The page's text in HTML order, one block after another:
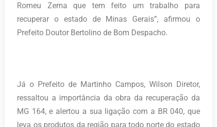
Romeu Zema que tem feito um trabalho para
recuperar o estado de Minas Gerais”, afirmou o
Prefeito Doutor Bertolino de Bom Despacho.
Já o Prefeito de Martinho Campos, Wilson Diretor,
ressaltou a importância da obra da recuperação da
MG 164, e alertou a sua ligação com a BR 040, que
leva os produtos da região para todo norte do estado